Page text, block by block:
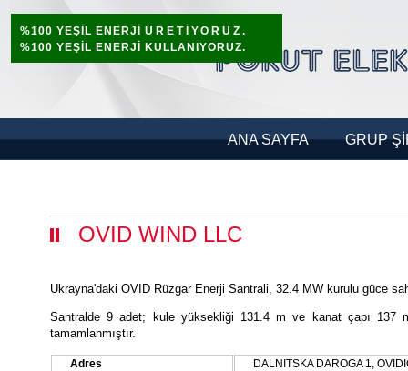
%100 YEŞİL ENERJİ ÜRETİYORUZ.
%100 YEŞİL ENERJİ KULLANIYORUZ.
ANA SAYFA GRUP
OVID WIND LLC
Ukrayna'daki OVID Rüzgar Enerji Santrali, 32.4 MW kurulu güce
Santralde 9 adet; kule yüksekliği 131.4 m ve kanat çapı
tamamlanmıştır.
Adres
DALNITSKA DAROGA 1,